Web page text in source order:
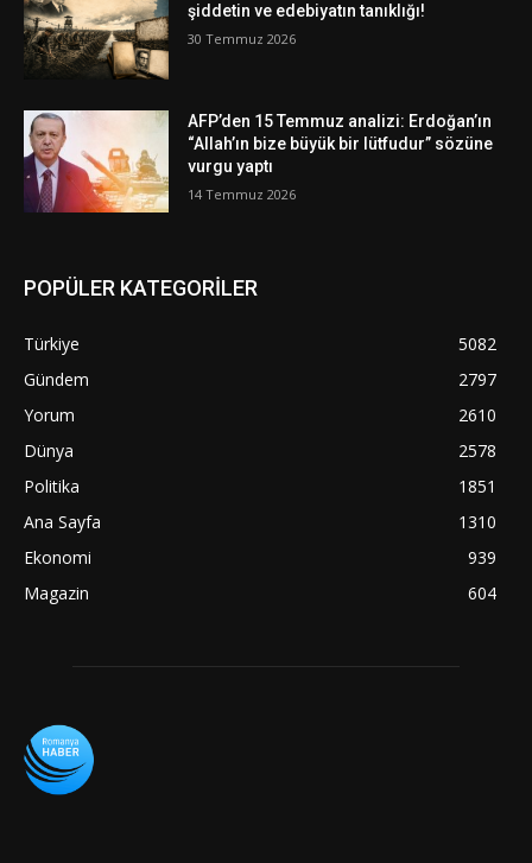
şiddetin ve edebiyatın tanıklığı!
30 Temmuz 2026
AFP’den 15 Temmuz analizi: Erdoğan’ın
“Allah’ın bize büyük bir lütfudur” sözüne
vurgu yaptı
14 Temmuz 2026
POPÜLER KATEGORİLER
Türkiye
5082
Gündem
2797
Yorum
2610
Dünya
2578
Politika
1851
Ana Sayfa
1310
Ekonomi
939
Magazin
604